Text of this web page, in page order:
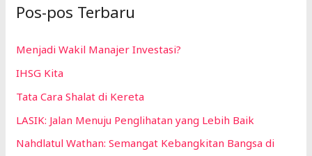
Pos-pos Terbaru
Menjadi Wakil Manajer Investasi?
IHSG Kita
Tata Cara Shalat di Kereta
LASIK: Jalan Menuju Penglihatan yang Lebih Baik
Nahdlatul Wathan: Semangat Kebangkitan Bangsa di